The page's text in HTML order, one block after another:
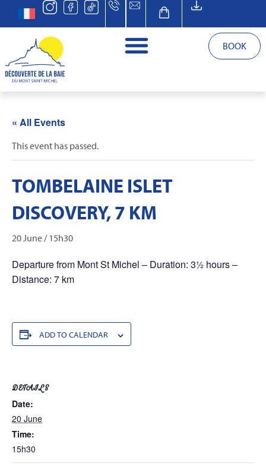
BOOK
« All Events
This event has passed.
TOMBELAINE ISLET
DISCOVERY, 7 KM
20 June / 15h30
Departure from Mont St Michel – Duration: 3½ hours –
Distance: 7 km
ADD TO CALENDAR
DETAILS
Date:
20 June
Time:
15h30